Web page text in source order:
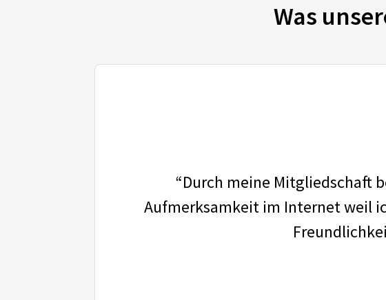
Was
“Durch meine Mitgliedschaft
Aufmerksamkeit im Internet weil